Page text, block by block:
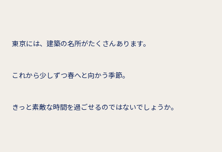
東京には、建築の名所がたくさんあります。
これから少しずつ春へと向かう季節。
きっと素敵な時間を過ごせるのではないでしょうか。